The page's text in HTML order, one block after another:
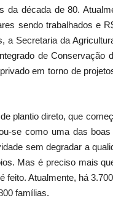
da década de 80.
sendo trabalhados e
a Secretaria da
de Conservação
em torno de
plantio direto, que
se como uma das
sem degradar a
Mas é preciso mais
feito. Atualmente, há
famílias.